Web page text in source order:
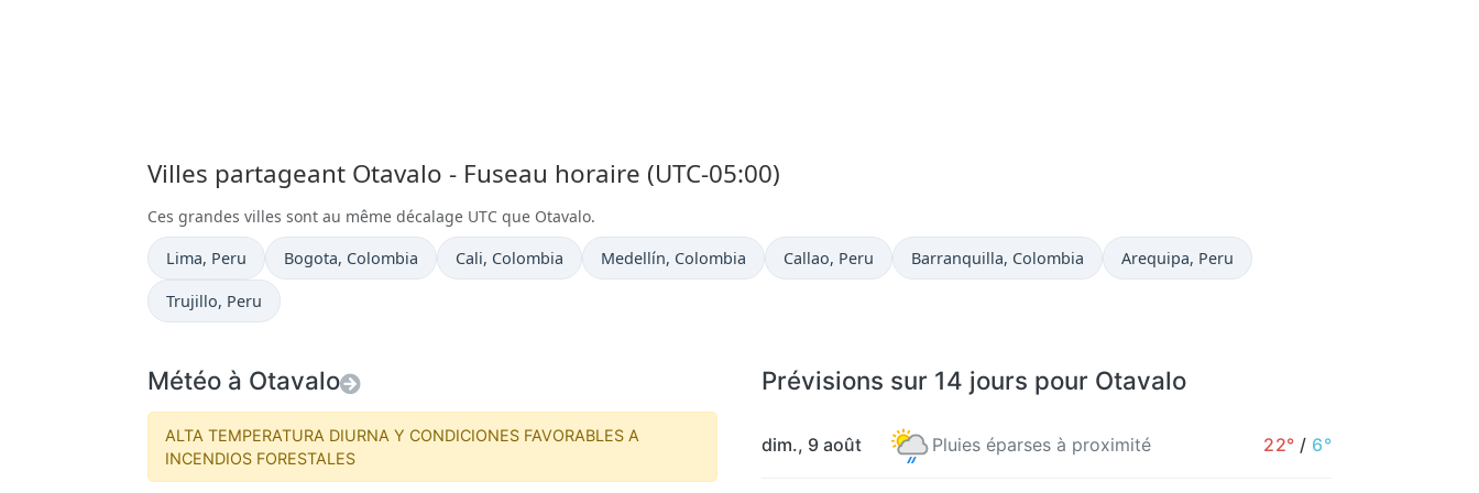
Villes partageant Otavalo - Fuseau horaire (UTC-05:00)
Ces grandes villes sont au même décalage UTC que Otavalo.
Heure actuelle à
Lima, Peru Heure actuelle à
Bogota, Colombia Heure actuelle à
Cali, Colombia Heure actuelle à
Medellín, Colombia Heure actuelle à
Callao, Peru Heure actuelle à
Barranquilla, Colombia Heure actuelle à
Arequipa, Peru
Heure actuelle à
Trujillo, Peru
Météo à Otavalo
ALTA TEMPERATURA DIURNA Y CONDICIONES FAVORABLES A
INCENDIOS FORESTALES
Prévisions sur 14 jours pour Otavalo
dim., 9 août Pluies éparses à proximité 22° / 6°